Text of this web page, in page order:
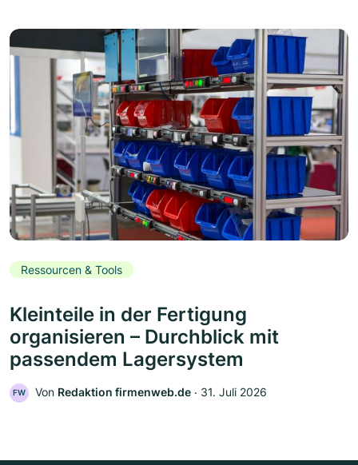
Ressourcen & Tools
Kleinteile in der Fertigung
organisieren – Durchblick mit
passendem Lagersystem
FW Von Redaktion firmenweb.de ‧ 31. Juli 2026